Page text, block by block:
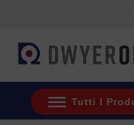
Tutti I